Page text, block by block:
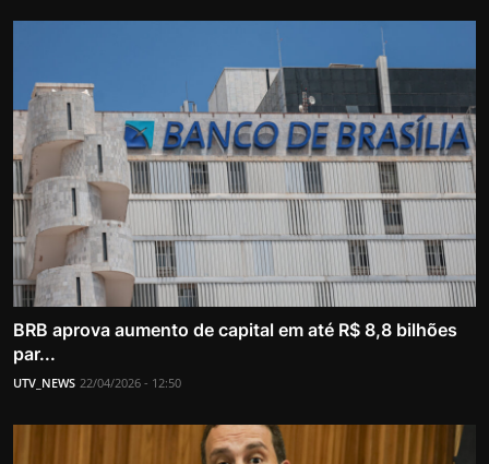
BRB aprova aumento de capital em até R$ 8,8 bilhões
par...
UTV_NEWS 22/04/2026 - 12:50